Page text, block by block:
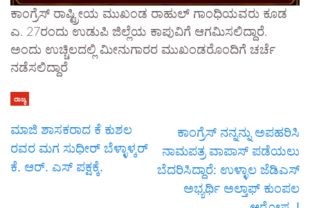
ಕಾಂಗ್ರೆಸ್ ರಾಷ್ಟ್ರೀಯ ಮುಖಂಡ ರಾಹುಲ್ ಗಾಂಧಿಯವರು ಕೂಡ
ಎ. 27ರಂದು ಉಡುಪಿ ಜಿಲ್ಲೆಯ ಕಾಪುವಿಗೆ ಆಗಮಿಸಲಿದ್ದಾರೆ.‌
ಅಂದು ಉಚ್ಚಿಲದಲ್ಲಿ ಮೀನುಗಾರರ ಮುಖಂಡರೊಂದಿಗೆ ಚರ್ಚೆ
ನಡೆಸಲಿದ್ದಾರೆ
ರಾಜ್ಯ
ಮಾಜಿ ಶಾಸಕರಾದ ಕೆ ಕುಶಲ
ರವರ ಮಗ ಸುಧೀರ್ ಬೆಳ್ಳಾಳ್ಕರ್
ಕೆ. ಆರ್. ಎಸ್ ಪಕ್ಷಕ್ಕೆ.
ಕಾಂಗ್ರೆಸ್ ನನ್ನನ್ನು ಅಪಹರಿಸಿ
ನಾಮಪತ್ರ ವಾಪಾಸ್ ಪಡೆಯಲು
ಬೆದರಿಸಿದ್ದಾರೆ: ಉಳ್ಳಾಲ ಜೆಡಿಎಸ್
ಅಭ್ಯರ್ಥಿ ಅಲ್ತಾಫ್ ಕುಂಪಲ